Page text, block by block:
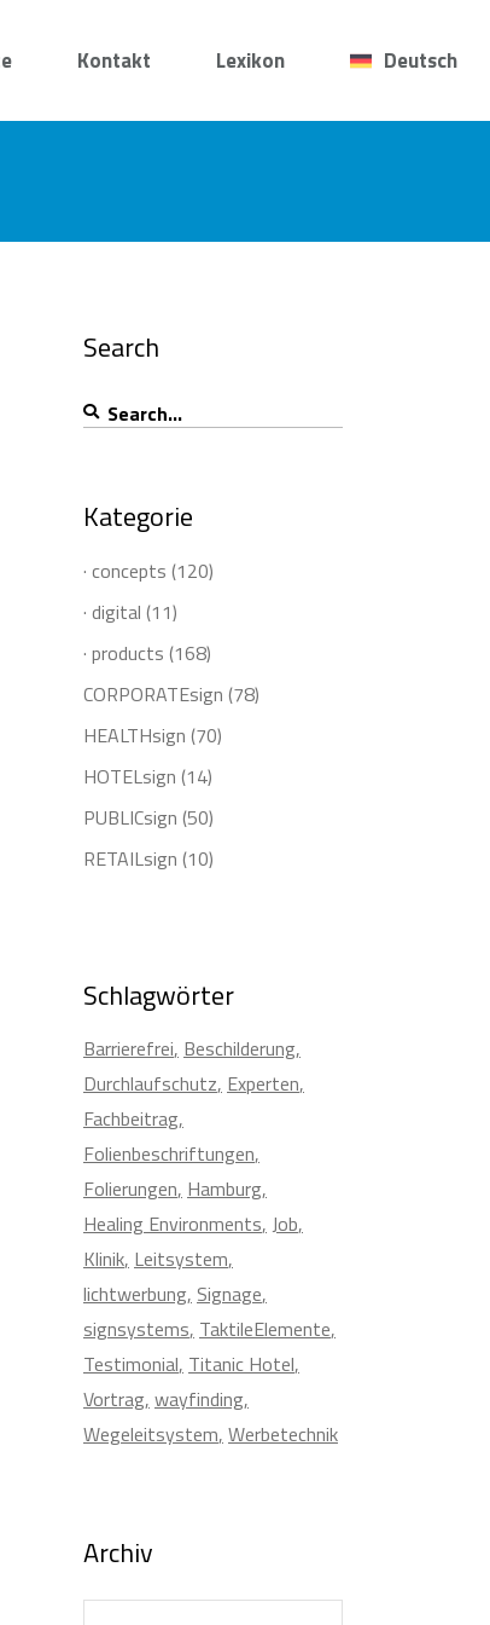
Kontakt Lexikon Deutsch
Search
Search
for:
Kategorie
· concepts (120)
· digital (11)
· products (168)
CORPORATEsign (78)
HEALTHsign (70)
HOTELsign (14)
PUBLICsign (50)
RETAILsign (10)
Schlagwörter
Barrierefrei Beschilderung
Durchlaufschutz Experten
Fachbeitrag
Folienbeschriftungen
Folierungen Hamburg
Healing Environments Job
Klinik Leitsystem
lichtwerbung Signage
signsystems TaktileElemente
Testimonial Titanic Hotel
Vortrag wayfinding
Wegeleitsystem Werbetechnik
Archiv